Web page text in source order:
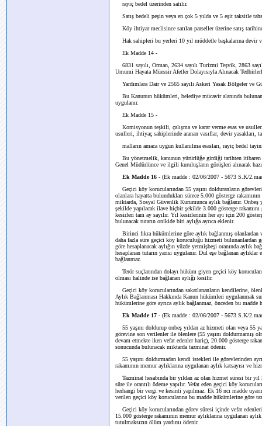
rayiç bedel üzerinden satılır.
Satış bedeli peşin veya en çok 5 yılda ve 5 eşit taksitle
Köy ihtiyar meclisince satılan parseller üzerine satış
Hak sahipleri bu yerleri 10 yıl müddetle başkalarına devir
Ek Madde 14 -
6831 sayılı, Orman, 2634 sayılı Turizmi Teşvik, 2863
Umumi Hayata Müessir Afetler Dolayısıyla Alınacak
Yardımlara Dair ve 2565 sayılı Askeri Yasak Bölgeler ve
Bu Kanunun hükümleri, belediye mücavir alanında
uygulanır.
Ek Madde 15 -
Komisyonun teşkili, çalışma ve karar verme esas ve
usulleri, ihtiyaç sahiplerinde aranan vasıflar, devir yasakları,
malların amaca uygun kullanılma esasları, rayiç bedel
Bu yönetmelik, kanunun yürürlüğe girdiği tarihten itibaren
Genel Müdürlünce ve ilgili kuruluşların görüşleri alınarak
Ek Madde 16 - (Ek madde : 02/06/2007 - 5673 S.K/
Geçici köy korucularından 55 yaşını dolduranların
olanlara hayatta bulundukları sürece 5.000 gösterge
miktarda, Sosyal Güvenlik Kurumunca aylık bağlanır. Onbeş
şekilde yapılacak ilave hiçbir şekilde 3.000 gösterge rakamını
kesirleri tam ay sayılır. Yıl kesirlerinin her ayı için 200
bulunacak tutarın onikide biri aylığa ayrıca eklenir.
Birinci fıkra hükümlerine göre aylık bağlanmış olanlardan
daha fazla süre geçici köy koruculuğu hizmeti
göre hesaplanacak aylığın yüzde yetmişbeşi oranında aylık
hesaplanan tutarın yarısı uygulanır. Dul eşe bağlanan
bağlanmaz.
Terör suçlarından dolayı hüküm giyen geçici köy
olması halinde ise bağlanan aylığı kesilir.
Geçici köy korucularından sakatlananların kendilerine,
Aylık Bağlanması Hakkında Kanun hükümleri uygulanmak
hükümlerine göre ayrıca aylık bağlanmaz, önceden bu
Ek Madde 17 - (Ek madde : 02/06/2007 - 5673 S.K/
55 yaşını doldurup onbeş yıldan az hizmeti olan veya 55
görevine son verilenler ile ölenlere (55 yaşını doldurmamış
devam etmekte iken vefat edenler hariç), 20.000 gösterge
sonucunda bulunacak miktarda tazminat ödenir.
55 yaşını doldurmadan kendi istekleri ile görevlerinden
rakamının memur aylıklarına uygulanan aylık katsayısı ve
Tazminat hesabında bir yıldan az olan hizmet süresi bir
süre ile orantılı ödeme yapılır. Vefat eden geçici köy
herhangi bir vergi ve kesinti yapılmaz. Ek 16 ncı madde
verilen geçici köy korucularına bu madde hükümlerine göre
Geçici köy korucularından görev süresi içinde vefat
15.000 gösterge rakamının memur aylıklarına uygulanan
tutulmaksızın ölüm yardımı ödenir.